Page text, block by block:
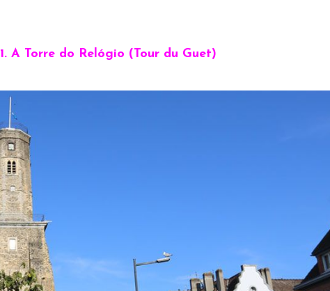
1. A Torre do Relógio (Tour du Guet)